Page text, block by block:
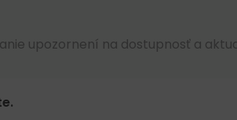
upozornení na dostupnosť a